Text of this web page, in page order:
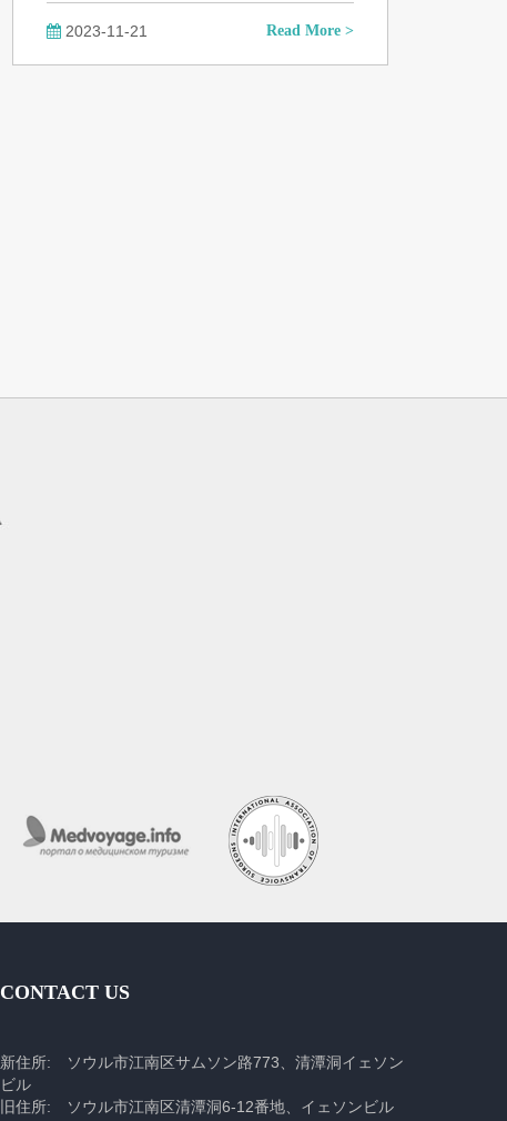
2023-11-21 Read More >
CONTACT US
新住所: ソウル市江南区サムソン路773、清潭洞イェソン
ビル
旧住所: ソウル市江南区清潭洞6-12番地、イェソンビル